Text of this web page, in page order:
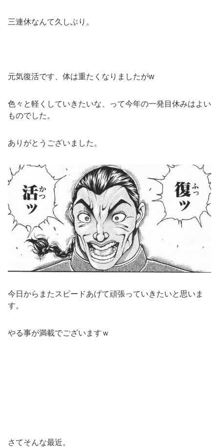
三連休なんて久しぶり。
元気復活です、体は重たくなりましたがw
色々と軽くしていきたいな、って今年の一発目休みはよい
ものでした。
ありがとうございました。
今日からまたスピードあげて頑張っていきたいと思いま
す。
やる事が満載でございますｗ
さてそんな最近。